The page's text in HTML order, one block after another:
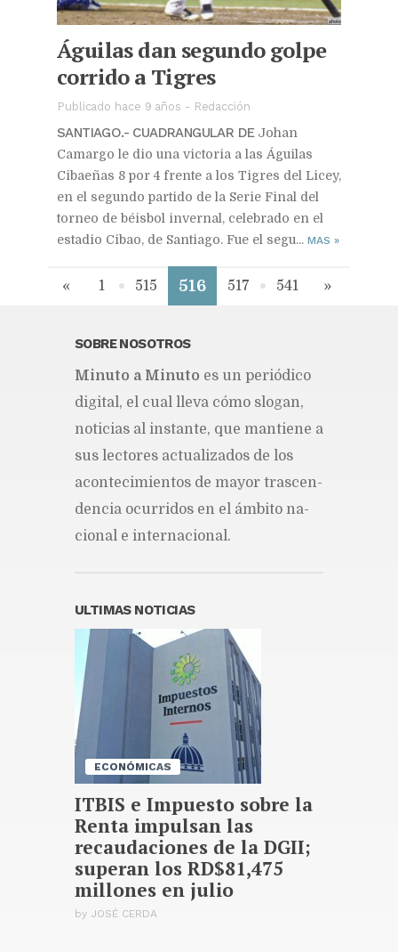
Águilas dan segundo golpe
corrido a Tigres
Publicado hace 9 años - Redacción
SANTIAGO.- CUADRANGULAR DEJohan
Camargo le dio una victoria a las Águilas
Cibaeñas 8 por 4 frente a los Tigres del Licey,
en el segundo partido de la Serie Final del
torneo de béisbol invernal, celebrado en el
estadio Cibao, de Santiago. Fue el segu... MAS »
« 1 515 516 517 541 »
SOBRE NOSOTROS
Mi­nu­to a Mi­nu­to es un pe­rió­di­co
di­gi­tal, el cual lle­va cómo slo­gan,
no­ti­cias al ins­tan­te, que man­tie­ne a
sus lec­to­res ac­tua­li­za­dos de los
acon­te­ci­mien­tos de ma­yor tras­cen­
den­cia ocu­rri­dos en el ám­bi­to na­
cio­nal e in­ter­na­cio­nal.
ULTIMAS NOTICIAS
ECONÓMICAS
ITBIS e Impuesto sobre la
Renta impulsan las
recaudaciones de la DGII;
superan los RD$81,475
millones en julio
by JOSÉ CERDA